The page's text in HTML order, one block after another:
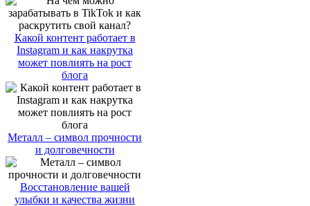
Какой контент работает в
Instagram и как накрутка
может повлиять на рост
блога
Металл – символ прочности
и долговечности
Восстановление вашей
улыбки и качества жизни